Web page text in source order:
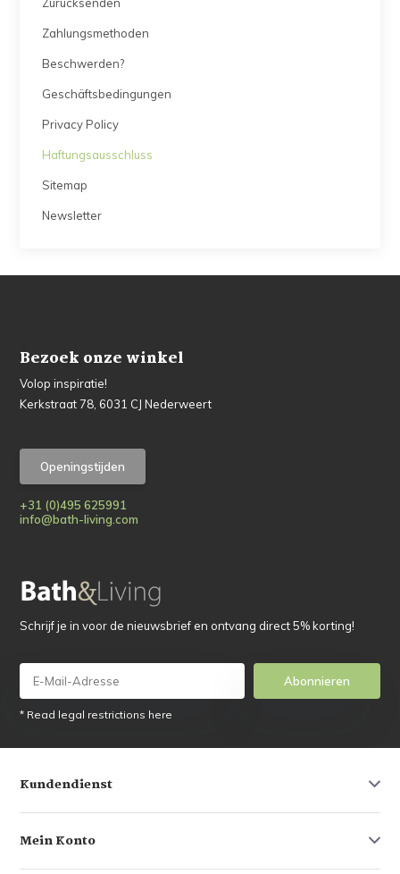
Zurücksenden
Zahlungsmethoden
Beschwerden?
Geschäftsbedingungen
Privacy Policy
Haftungsausschluss
Sitemap
Newsletter
Bezoek onze winkel
Volop inspiratie!
Kerkstraat 78, 6031 CJ Nederweert
Openingstijden
+31 (0)495 625991
info@bath-living.com
Schrijf je in voor de nieuwsbrief en ontvang direct 5% korting!
Abonnieren
* Read legal restrictions here
Kundendienst
Mein Konto